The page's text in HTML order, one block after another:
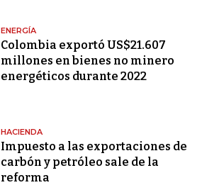
ENERGÍA
Colombia exportó US$21.607
millones en bienes no minero
energéticos durante 2022
HACIENDA
Impuesto a las exportaciones de
carbón y petróleo sale de la
reforma